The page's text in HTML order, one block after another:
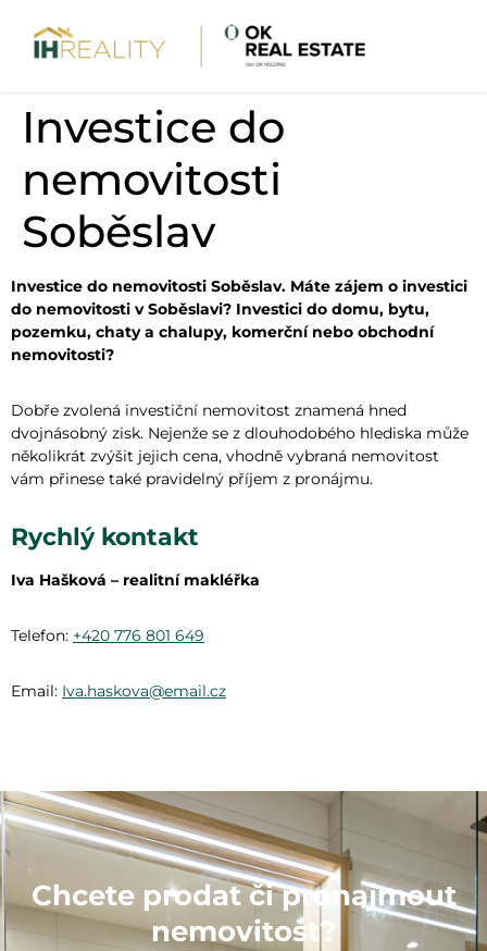
Investice do
nemovitosti
Soběslav
Investice do nemovitosti Soběslav. Máte zájem o investici
do nemovitosti v Soběslavi? Investici do domu, bytu,
pozemku, chaty a chalupy, komerční nebo obchodní
nemovitosti?
Dobře zvolená investiční nemovitost znamená hned
dvojnásobný zisk. Nejenže se z dlouhodobého hlediska může
několikrát zvýšit jejich cena, vhodně vybraná nemovitost
vám přinese také pravidelný příjem z pronájmu.
Rychlý kontakt
Iva Hašková – realitní makléřka
Telefon: +420 776 801 649
Email: Iva.haskova@email.cz
Chcete prodat či pronajmout
nemovitost?